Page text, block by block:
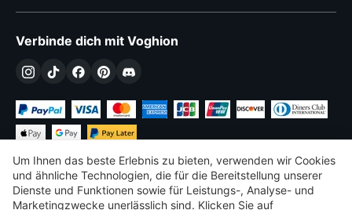
Verbinde dich mit Voghion
Um Ihnen das beste Erlebnis zu bieten, verwenden wir Cookies
und ähnliche Technologien, die für die Bereitstellung unserer
Dienste und Funktionen sowie für Leistungs-, Analyse- und
Marketingzwecke unerlässlich sind. Klicken Sie auf